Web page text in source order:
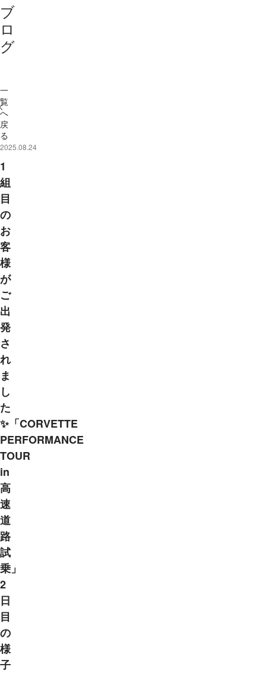
ブ
ロ
グ
一
覧
へ
戻
る
2025.08.24
1
組
目
の
お
客
様
が
ご
出
発
さ
れ
ま
し
た
✨「CORVETTE
PERFORMANCE
TOUR
in
高
速
道
路
試
乗」
2
日
目
の
様
子